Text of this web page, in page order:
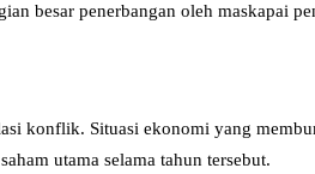
besar penerbangan oleh maskapai
konflik. Situasi ekonomi yang
utama selama tahun tersebut.